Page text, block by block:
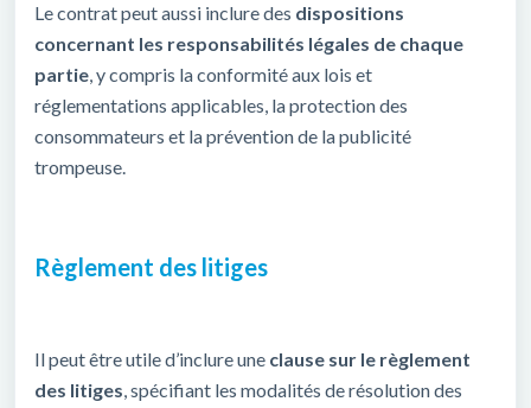
Le contrat peut aussi inclure des dispositions
concernant les responsabilités légales de chaque
partie, y compris la conformité aux lois et
réglementations applicables, la protection des
consommateurs et la prévention de la publicité
trompeuse.
Règlement des litiges
Il peut être utile d’inclure une clause sur le règlement
des litiges, spécifiant les modalités de résolution des